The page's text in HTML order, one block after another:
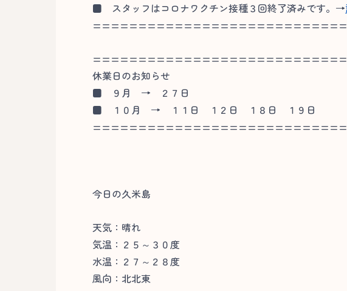
■ スタッフはコロナワクチン接種３回終了済みです。→
休業日のお知らせ
■ ９月 → ２７日
■ １０月 → １１日 １２日 １８日 １９日
今日の久米島
天気：晴れ
気温：２５～３０度
水温：２７～２８度
風向：北北東